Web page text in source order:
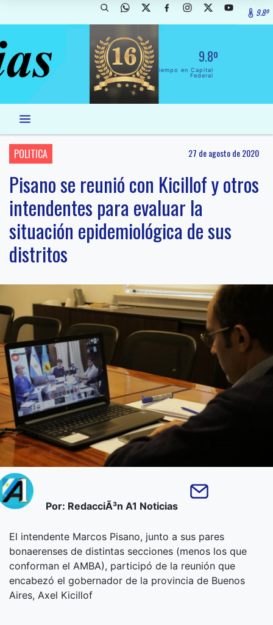
9.8º
9.8º
El Tiempo en Capital
Federal
POLITICA 27 de agosto de 2020
Pisano se reunió con Kicillof y otros
intendentes para evaluar la
situación epidemiológica de sus
distritos
Por: RedacciÃ³n A1 Noticias
El intendente Marcos Pisano, junto a sus pares
bonaerenses de distintas secciones (menos los que
conforman el AMBA), participó de la reunión que
encabezó el gobernador de la provincia de Buenos
Aires, Axel Kicillof